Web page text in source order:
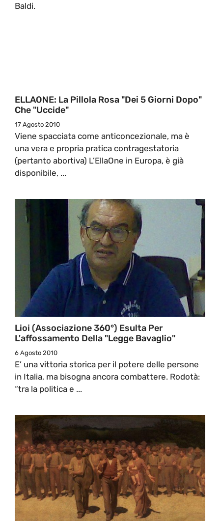
Baldi.
ELLAONE: La Pillola Rosa "dei 5 Giorni Dopo"
Che "uccide"
17 Agosto 2010
Viene spacciata come anticoncezionale, ma è
una vera e propria pratica contragestatoria
(pertanto abortiva) L’EllaOne in Europa, è già
disponibile, ...
Lioi (Associazione 360°) Esulta Per
L'affossamento Della "Legge Bavaglio"
6 Agosto 2010
E’ una vittoria storica per il potere delle persone
in Italia, ma bisogna ancora combattere. Rodotà:
“tra la politica e ...